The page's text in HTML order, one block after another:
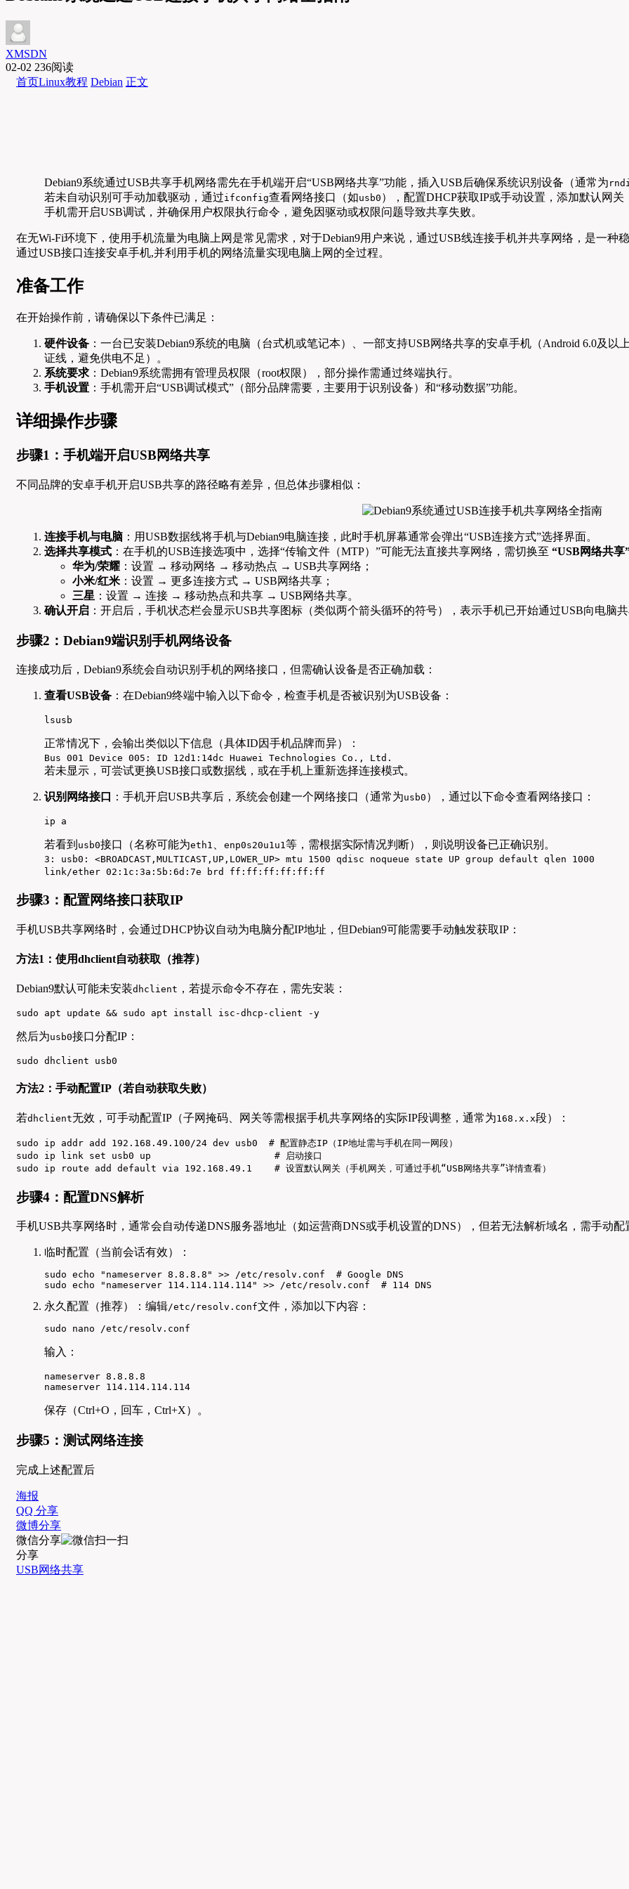
XMSDN
02-02 236阅读
首页Linux教程 Debian 正文
Debian9系统通过USB共享手机网络需先在手机端开启“USB网络共享”功能，插入USB后确保系统识别设备（通常为
若未自动识别可手动加载驱动，通过ifconfig查看网络接口（如usb0 ），配置DHCP获取IP或手动设置，添加默认网
手机需开启USB调试，并确保用户权限执行命令，避免因驱动或权限问题导致共享失败。
在无Wi-Fi环境下，使用手机流量为电脑上网是常见需求，对于Debian9用户来说，通过USB线连接手机并共享网络，是一种
通过USB接口连接安卓手机,并利用手机的网络流量实现电脑上网的全过程。
准备工作
在开始操作前，请确保以下条件已满足：
硬件设备 ：一台已安装Debian9系统的电脑（台式机或笔记本）、一部支持USB网络共享的安卓手机（Android 6.0及
证线，避免供电不足）。
系统要求：Debian9系统需拥有管理员权限（root权限），部分操作需通过终端执行。
手机设置 ：手机需开启“USB调试模式”（部分品牌需要，主要用于识别设备）和“移动数据”功能。
详细操作步骤
步骤1：手机端开启USB网络共享
不同品牌的安卓手机开启USB共享的路径略有差异，但总体步骤相似：
连接手机与电脑 ：用USB数据线将手机与Debian9电脑连接，此时手机屏幕通常会弹出“USB连接方式”选择界面。
选择共享模式 ：在手机的USB连接选项中，选择“传输文件（MTP）”可能无法直接共享网络，需切换至 “USB网络共享
华为/荣耀 ：设置 → 移动网络 → 移动热点 → USB共享网络；
小米/红米 ：设置 → 更多连接方式 → USB网络共享；
三星 ：设置 → 连接 → 移动热点和共享 → USB网络共享。
确认开启 ：开启后，手机状态栏会显示USB共享图标（类似两个箭头循环的符号），表示手机已开始通过USB向电脑
步骤2：Debian9端识别手机网络设备
连接成功后，Debian9系统会自动识别手机的网络接口，但需确认设备是否正确加载：
查看USB设备 ：在Debian9终端中输入以下命令，检查手机是否被识别为USB设备：
lsusb
正常情况下，会输出类似以下信息（具体ID因手机品牌而异）：
Bus 001 Device 005: ID 12d1:14dc Huawei Technologies Co., Ltd.
若未显示，可尝试更换USB接口或数据线，或在手机上重新选择连接模式。
识别网络接口 ：手机开启USB共享后，系统会创建一个网络接口（通常为usb0 ），通过以下命令查看网络接口：
ip a
若看到 usb0接口（名称可能为eth1 、 enp0s20u1u1等，需根据实际情况判断），则说明设备已正确识别。
3: usb0: <BROADCAST,MULTICAST,UP,LOWER_UP> mtu 1500 qdisc noqueue state UP group default qlen 1000
link/ether 02:1c:3a:5b:6d:7e brd ff:ff:ff:ff:ff:ff
步骤3：配置网络接口获取IP
手机USB共享网络时，会通过DHCP协议自动为电脑分配IP地址，但Debian9可能需要手动触发获取IP：
方法1：使用dhclient自动获取（推荐）
Debian9默认可能未安装dhclient ，若提示命令不存在，需先安装：
sudo apt update && sudo apt install isc-dhcp-client -y
然后为usb0接口分配IP：
sudo dhclient usb0
方法2：手动配置IP（若自动获取失败）
若dhclient无效，可手动配置IP（子网掩码、网关等需根据手机共享网络的实际IP段调整，通常为168.x.x段）：
sudo ip addr add 192.168.49.100/24 dev usb0  # 配置静态IP（IP地址需与手机在同一网段）
sudo ip link set usb0 up                      # 启动接口
sudo ip route add default via 192.168.49.1    # 设置默认网关（手机网关，可通过手机“USB网络共享”详情查看）
步骤4：配置DNS解析
手机USB共享网络时，通常会自动传递DNS服务器地址（如运营商DNS或手机设置的DNS），但若无法解析域名，需手动配
临时配置（当前会话有效）：
sudo echo "nameserver 8.8.8.8" >> /etc/resolv.conf  # Google DNS
sudo echo "nameserver 114.114.114.114" >> /etc/resolv.conf  # 114 DNS
永久配置（推荐）：编辑/etc/resolv.conf文件，添加以下内容：
sudo nano /etc/resolv.conf
输入：
nameserver 8.8.8.8
nameserver 114.114.114.114
保存（Ctrl+O，回车，Ctrl+X）。
步骤5：测试网络连接
完成上述配置后
海报
QQ 分享
微博分享
微信分享
分享
USB网络共享